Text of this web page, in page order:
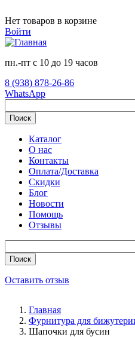
Нет товаров в корзине
Войти
пн.-пт с 10 до 19 часов
8 (938) 878-26-86
WhatsApp
Поиск
Каталог
О нас
Контакты
Оплата/Доставка
Скидки
Блог
Новости
Помощь
Отзывы
Поиск
Оставить отзыв
Главная
Фурнитура для
Шапочки для бусин